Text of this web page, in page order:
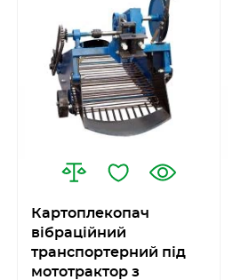
Картоплекопач
вібраційний
транспортерний під
мототрактор з